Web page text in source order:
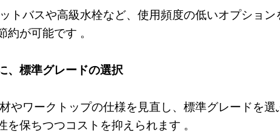
トバスや高級水栓など、使用頻度の低いオプショ
約が可能です 。
、標準グレードの選択
やワークトップの仕様を見直し、標準グレードを選
を保ちつつコストを抑えられます 。